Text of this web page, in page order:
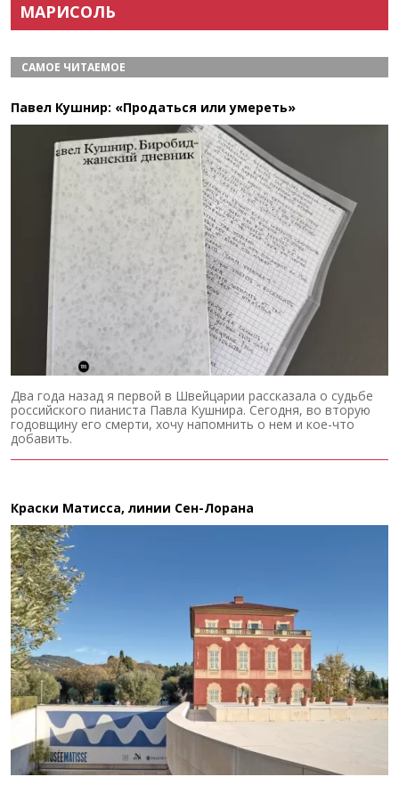
МАРИСОЛЬ
САМОЕ ЧИТАЕМОЕ
Павел Кушнир: «Продаться или умереть»
Два года назад я первой в Швейцарии рассказала о судьбе
российского пианиста Павла Кушнира. Сегодня, во вторую
годовщину его смерти, хочу напомнить о нем и кое-что
добавить.
Краски Матисса, линии Сен-Лорана